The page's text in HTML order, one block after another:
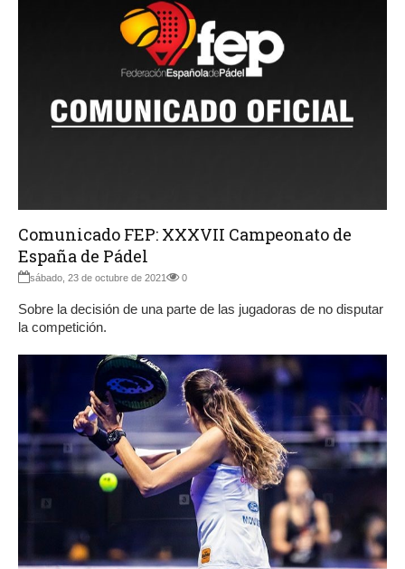
Comunicado FEP: XXXVII Campeonato de
España de Pádel
sábado, 23 de octubre de 2021 0
Sobre la decisión de una parte de las jugadoras de no disputar
la competición.